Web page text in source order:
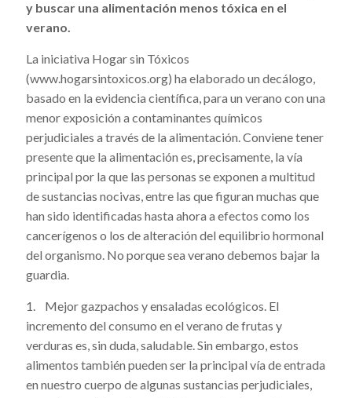
y buscar una alimentación menos tóxica en el
verano.
La iniciativa Hogar sin Tóxicos
(www.hogarsintoxicos.org) ha elaborado un decálogo,
basado en la evidencia científica, para un verano con una
menor exposición a contaminantes químicos
perjudiciales a través de la alimentación. Conviene tener
presente que la alimentación es, precisamente, la vía
principal por la que las personas se exponen a multitud
de sustancias nocivas, entre las que figuran muchas que
han sido identificadas hasta ahora a efectos como los
cancerígenos o los de alteración del equilibrio hormonal
del organismo. No porque sea verano debemos bajar la
guardia.
1. Mejor gazpachos y ensaladas ecológicos. El
incremento del consumo en el verano de frutas y
verduras es, sin duda, saludable. Sin embargo, estos
alimentos también pueden ser la principal vía de entrada
en nuestro cuerpo de algunas sustancias perjudiciales,